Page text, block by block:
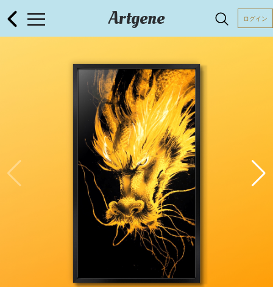
Artgene ログイン